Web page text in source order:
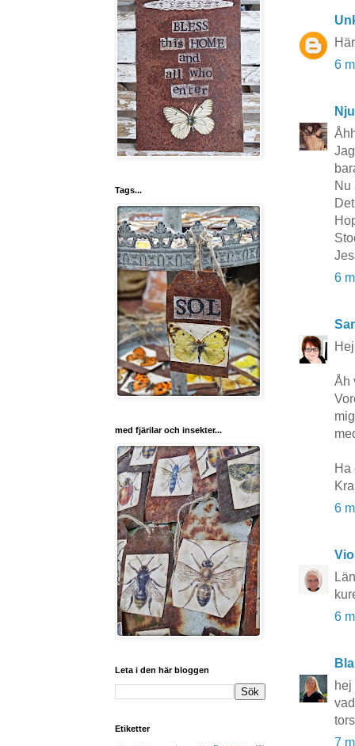
6
Nu
6
Åh
Ha
6
6
7
Tags...
med fjärilar och insekter...
Leta i den här bloggen
Etiketter